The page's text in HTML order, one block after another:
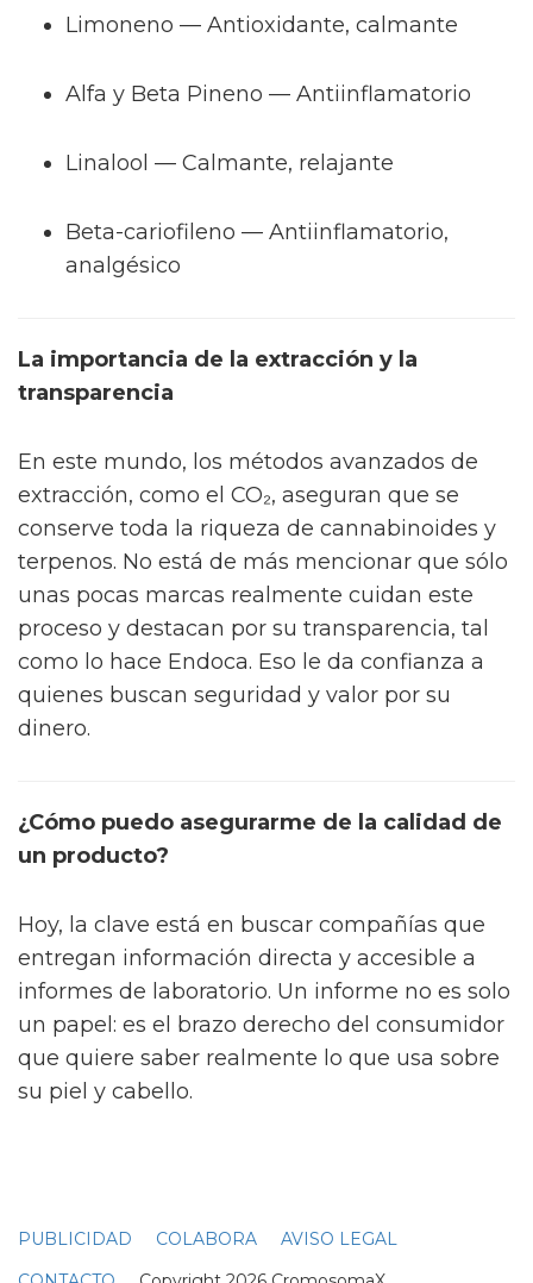
Limoneno — Antioxidante, calmante
Alfa y Beta Pineno — Antiinflamatorio
Linalool — Calmante, relajante
Beta-cariofileno — Antiinflamatorio,
analgésico
La importancia de la extracción y la
transparencia
En este mundo, los métodos avanzados de
extracción, como el CO₂, aseguran que se
conserve toda la riqueza de cannabinoides y
terpenos. No está de más mencionar que sólo
unas pocas marcas realmente cuidan este
proceso y destacan por su transparencia, tal
como lo hace Endoca. Eso le da confianza a
quienes buscan seguridad y valor por su
dinero.
¿Cómo puedo asegurarme de la calidad de
un producto?
Hoy, la clave está en buscar compañías que
entregan información directa y accesible a
informes de laboratorio. Un informe no es solo
un papel: es el brazo derecho del consumidor
que quiere saber realmente lo que usa sobre
su piel y cabello.
PUBLICIDAD COLABORA
AVISO LEGAL